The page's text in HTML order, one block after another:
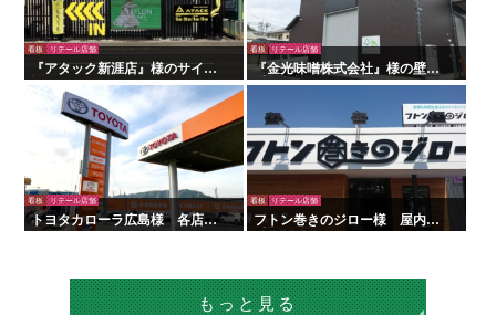
看板 リテール店舗
『アタック新涯店』様のサイン
施工を行いました！
看板 リテール店舗
『金光味噌株式会社』様の壁面
看板の施工を行いました！
看板 リテール店舗
トヨタカローラ広島様 各店舗
サイン工事
看板 リテール店舗
フトン巻きのジロー様 屋内外
看板・サイン
もっと見る